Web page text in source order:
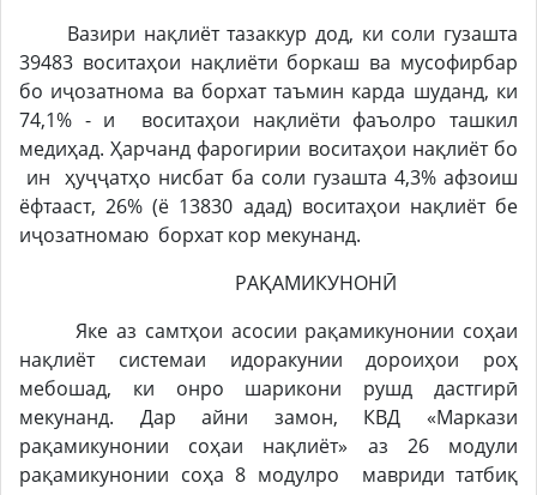
Вазири нақлиёт тазаккур дод, ки соли гузашта
39483 воситаҳои нақлиёти боркаш ва мусофирбар
бо иҷозатнома ва борхат таъмин карда шуданд, ки
74,1% - и воситаҳои нақлиёти фаъолро ташкил
медиҳад. Ҳарчанд фарогирии воситаҳои нақлиёт бо
ин ҳуҷҷатҳо нисбат ба соли гузашта 4,3% афзоиш
ёфтааст, 26% (ё 13830 адад) воситаҳои нақлиёт бе
иҷозатномаю борхат кор мекунанд.
РАҚАМИКУНОНӢ
Яке аз самтҳои асосии рақамикунонии соҳаи
нақлиёт системаи идоракунии дороиҳои роҳ
мебошад, ки онро шарикони рушд дастгирӣ
мекунанд. Дар айни замон, КВД «Маркази
рақамикунонии соҳаи нақлиёт» аз 26 модули
рақамикунонии соҳа 8 модулро мавриди татбиқ